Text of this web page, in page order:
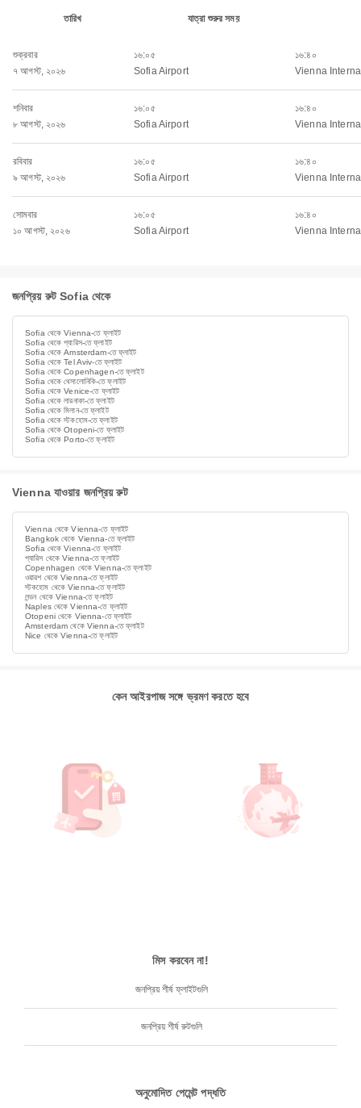
তারিখ যাত্রা শুরুর সময়
শুক্রবার
৭ আগস্ট, ২০২৬
১৬:০৫
Sofia Airport
১৬:৪০
Vienna
শনিবার
৮ আগস্ট, ২০২৬
১৬:০৫
Sofia Airport
১৬:৪০
Vienna
রবিবার
৯ আগস্ট, ২০২৬
১৬:০৫
Sofia Airport
১৬:৪০
Vienna
সোমবার
১০ আগস্ট, ২০২৬
১৬:০৫
Sofia Airport
১৬:৪০
Vienna
জনপ্রিয় রুট Sofia থেকে
Sofia থেকে Vienna-তে ফ্লাইট
Sofia থেকে প্যারিস-তে ফ্লাইট
Sofia থেকে Amsterdam-তে ফ্লাইট
Sofia থেকে Tel Aviv-তে ফ্লাইট
Sofia থেকে Copenhagen-তে ফ্লাইট
Sofia থেকে থেসালোনিকি-তে ফ্লাইট
Sofia থেকে Venice-তে ফ্লাইট
Sofia থেকে লারনাকা-তে ফ্লাইট
Sofia থেকে মিলান-তে ফ্লাইট
Sofia থেকে স্টকহোম-তে ফ্লাইট
Sofia থেকে Otopeni-তে ফ্লাইট
Sofia থেকে Porto-তে ফ্লাইট
Vienna যাওয়ার জনপ্রিয় রুট
Vienna থেকে Vienna-তে ফ্লাইট
Bangkok থেকে Vienna-তে ফ্লাইট
Sofia থেকে Vienna-তে ফ্লাইট
প্যারিস থেকে Vienna-তে ফ্লাইট
Copenhagen থেকে Vienna-তে ফ্লাইট
ওয়ারশ থেকে Vienna-তে ফ্লাইট
স্টকহোম থেকে Vienna-তে ফ্লাইট
লন্ডন থেকে Vienna-তে ফ্লাইট
Naples থেকে Vienna-তে ফ্লাইট
Otopeni থেকে Vienna-তে ফ্লাইট
Amsterdam থেকে Vienna-তে ফ্লাইট
Nice থেকে Vienna-তে ফ্লাইট
কেন আইরপাজ সঙ্গে ভ্রমণ করতে হবে
মিস করবেন না!
জনপ্রিয় শীর্ষ ফ্লাইটগুলি
জনপ্রিয় শীর্ষ রুটগুলি
অনুমোদিত পেমেন্ট পদ্ধতি